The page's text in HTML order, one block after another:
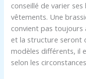
conseillé de varier
vêtements. Une
convient pas toujours
et la structure seront
modèles différents, il
selon les